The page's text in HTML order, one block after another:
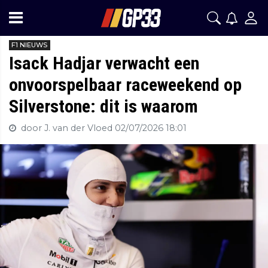
F1 NIEUWS
Isack Hadjar verwacht een
onvoorspelbaar raceweekend op
Silverstone: dit is waarom
door J. van der Vloed 02/07/2026 18:01